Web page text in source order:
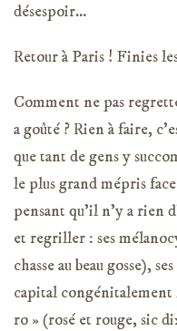
désespoir…
Retour à Paris ! Finies
Comment ne pas
a goûté ? Rien à faire,
que tant de gens y
le plus grand mépris
pensant qu’il n’y a rien
et regriller : ses
chasse au beau gosse),
capital congénitalement
ro » (rosé et rouge, sic